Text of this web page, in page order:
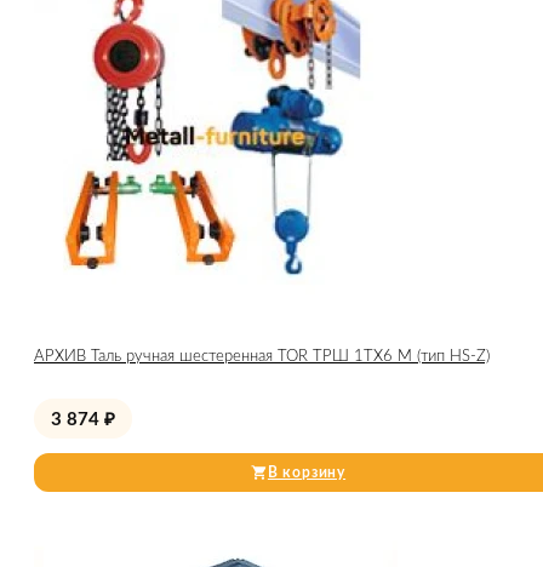
АРХИВ Таль ручная шестеренная TOR ТРШ 1ТХ6 М (тип HS-Z)
3 874 ₽
В корзину